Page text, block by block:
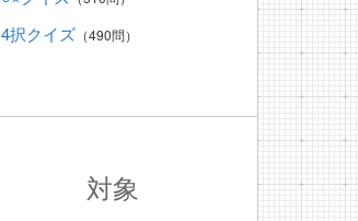
4択クイズ （490問）
対象